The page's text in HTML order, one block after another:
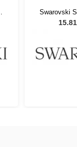
Swarovski
Kadın